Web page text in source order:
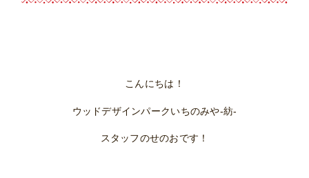
こんにちは！
ウッドデザインパークいちのみや-紡-
スタッフのせのおです！